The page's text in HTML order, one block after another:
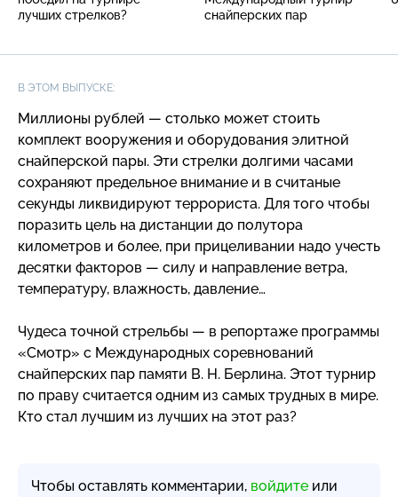
лучших стрелков?
снайперских пар
В ЭТОМ ВЫПУСКЕ:
Миллионы рублей — столько может стоить
комплект вооружения и оборудования элитной
снайперской пары. Эти стрелки долгими часами
сохраняют предельное внимание и в считаные
секунды ликвидируют террориста. Для того чтобы
поразить цель на дистанции до полутора
километров и более, при прицеливании надо учесть
десятки факторов — силу и направление ветра,
температуру, влажность, давление…
Чудеса точной стрельбы — в репортаже программы
«Смотр» с Международных соревнований
снайперских пар памяти В. Н. Берлина. Этот турнир
по праву считается одним из самых трудных в мире.
Кто стал лучшим из лучших на этот раз?
Чтобы оставлять комментарии, войдите или